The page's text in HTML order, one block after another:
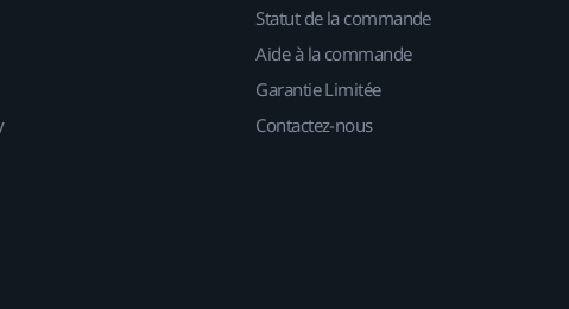
Statut de la commande
Aide à la commande
Garantie Limitée
Contactez-nous